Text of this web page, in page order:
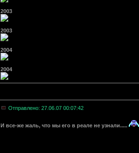
2003
2003
2004
2004
Отправлено: 27.06.07 00:07:42
И все-же жаль, что мы его в реале не узнали.....